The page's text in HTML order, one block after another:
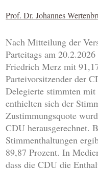
Prof. Dr. Johannes
Nach Mitteilung der
Parteitags am
Friedrich Merz mit
Parteivorsitzender der
Delegierte stimmten
enthielten sich der
Zustimmungsquote
CDU herausgerechnet.
Stimmenthaltungen
89,87 Prozent. In
dass die CDU die